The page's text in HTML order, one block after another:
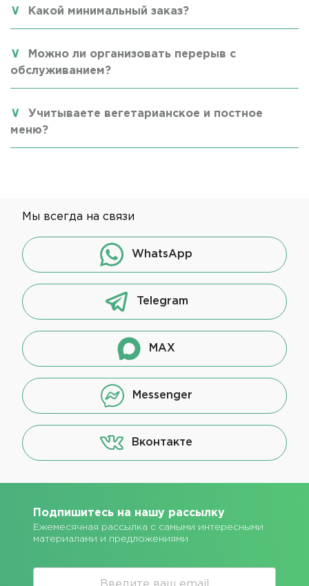
Какой минимальный заказ?
Можно ли организовать перерыв с
обслуживанием?
Учитываете вегетарианское и постное
меню?
Мы всегда на связи
WhatsApp
Telegram
MAX
Messenger
Вконтакте
Подпишитесь на нашу рассылку
Ежемесячная рассылка с самыми интересными
материалами и предложениями